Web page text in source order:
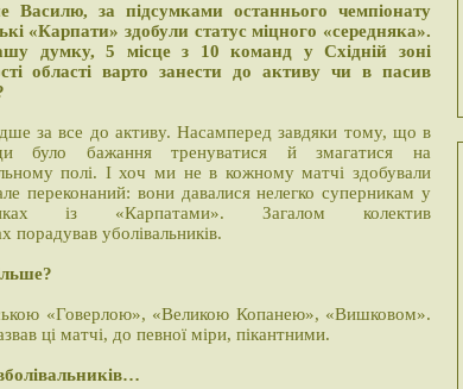
Василю, за підсумками останнього чемпіонату
«Карпати» здобули статус міцного «середняка».
думку, 5 місце з 10 команд у Східній зоні
області варто занести до активу чи в пасив
за все до активу. Насамперед завдяки тому, що в
було бажання тренуватися й змагатися на
полі. І хоч ми не в кожному матчі здобували
переконаний: вони давалися нелегко суперникам у
із «Карпатами». Загалом колектив
порадував уболівальників.
«Говерлою», «Великою Копанею», «Вишковом».
ці матчі, до певної міри, пікантними.